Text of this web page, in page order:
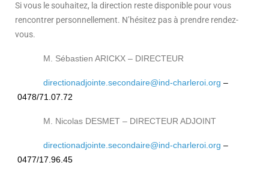
Si vous le souhaitez, la direction reste disponible pour vous
rencontrer personnellement. N’hésitez pas à prendre rendez-
vous.
M. Sébastien ARICKX – DIRECTEUR
directionadjointe.secondaire@ind-charleroi.org –
0478/71.07.72
M. Nicolas DESMET – DIRECTEUR ADJOINT
directionadjointe.secondaire@ind-charleroi.org –
0477/17.96.45